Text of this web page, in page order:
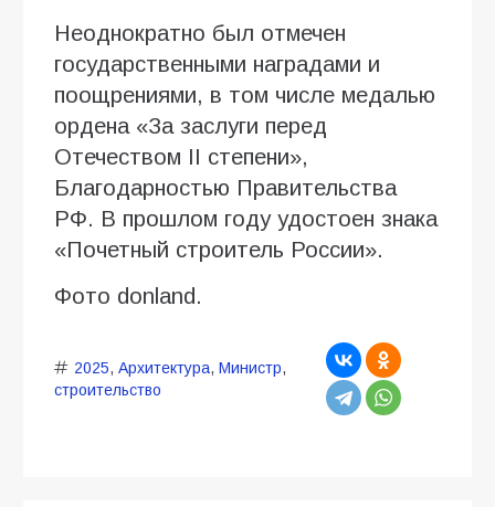
Неоднократно был отмечен
государственными наградами и
поощрениями, в том числе медалью
ордена «За заслуги перед
Отечеством ІІ степени»,
Благодарностью Правительства
РФ. В прошлом году удостоен знака
«Почетный строитель России».
Фото donland.
2025, Архитектура, Министр,
строительство